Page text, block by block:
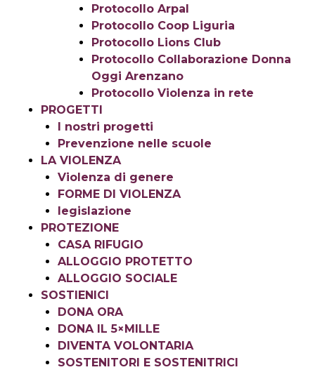
Protocollo Arpal
Protocollo Coop Liguria
Protocollo Lions Club
Protocollo Collaborazione Donna
Oggi Arenzano
Protocollo Violenza in rete
PROGETTI
I nostri progetti
Prevenzione nelle scuole
LA VIOLENZA
Violenza di genere
FORME DI VIOLENZA
legislazione
PROTEZIONE
CASA RIFUGIO
ALLOGGIO PROTETTO
ALLOGGIO SOCIALE
SOSTIENICI
DONA ORA
DONA IL 5×MILLE
DIVENTA VOLONTARIA
SOSTENITORI E SOSTENITRICI